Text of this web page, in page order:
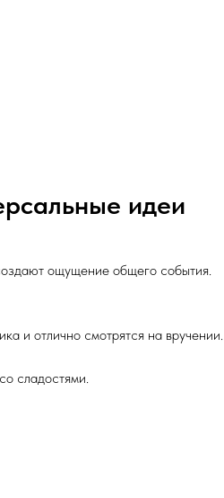
идеи
ощущение общего события.
и отлично смотрятся на вручении.
сладостями.